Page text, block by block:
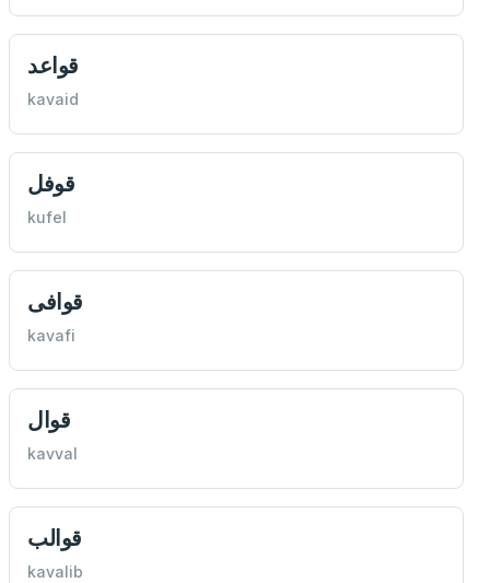
قواعد
kavaid
قوفل
kufel
قوافی
kavafi
قوال
kavval
قوالب
kavalib